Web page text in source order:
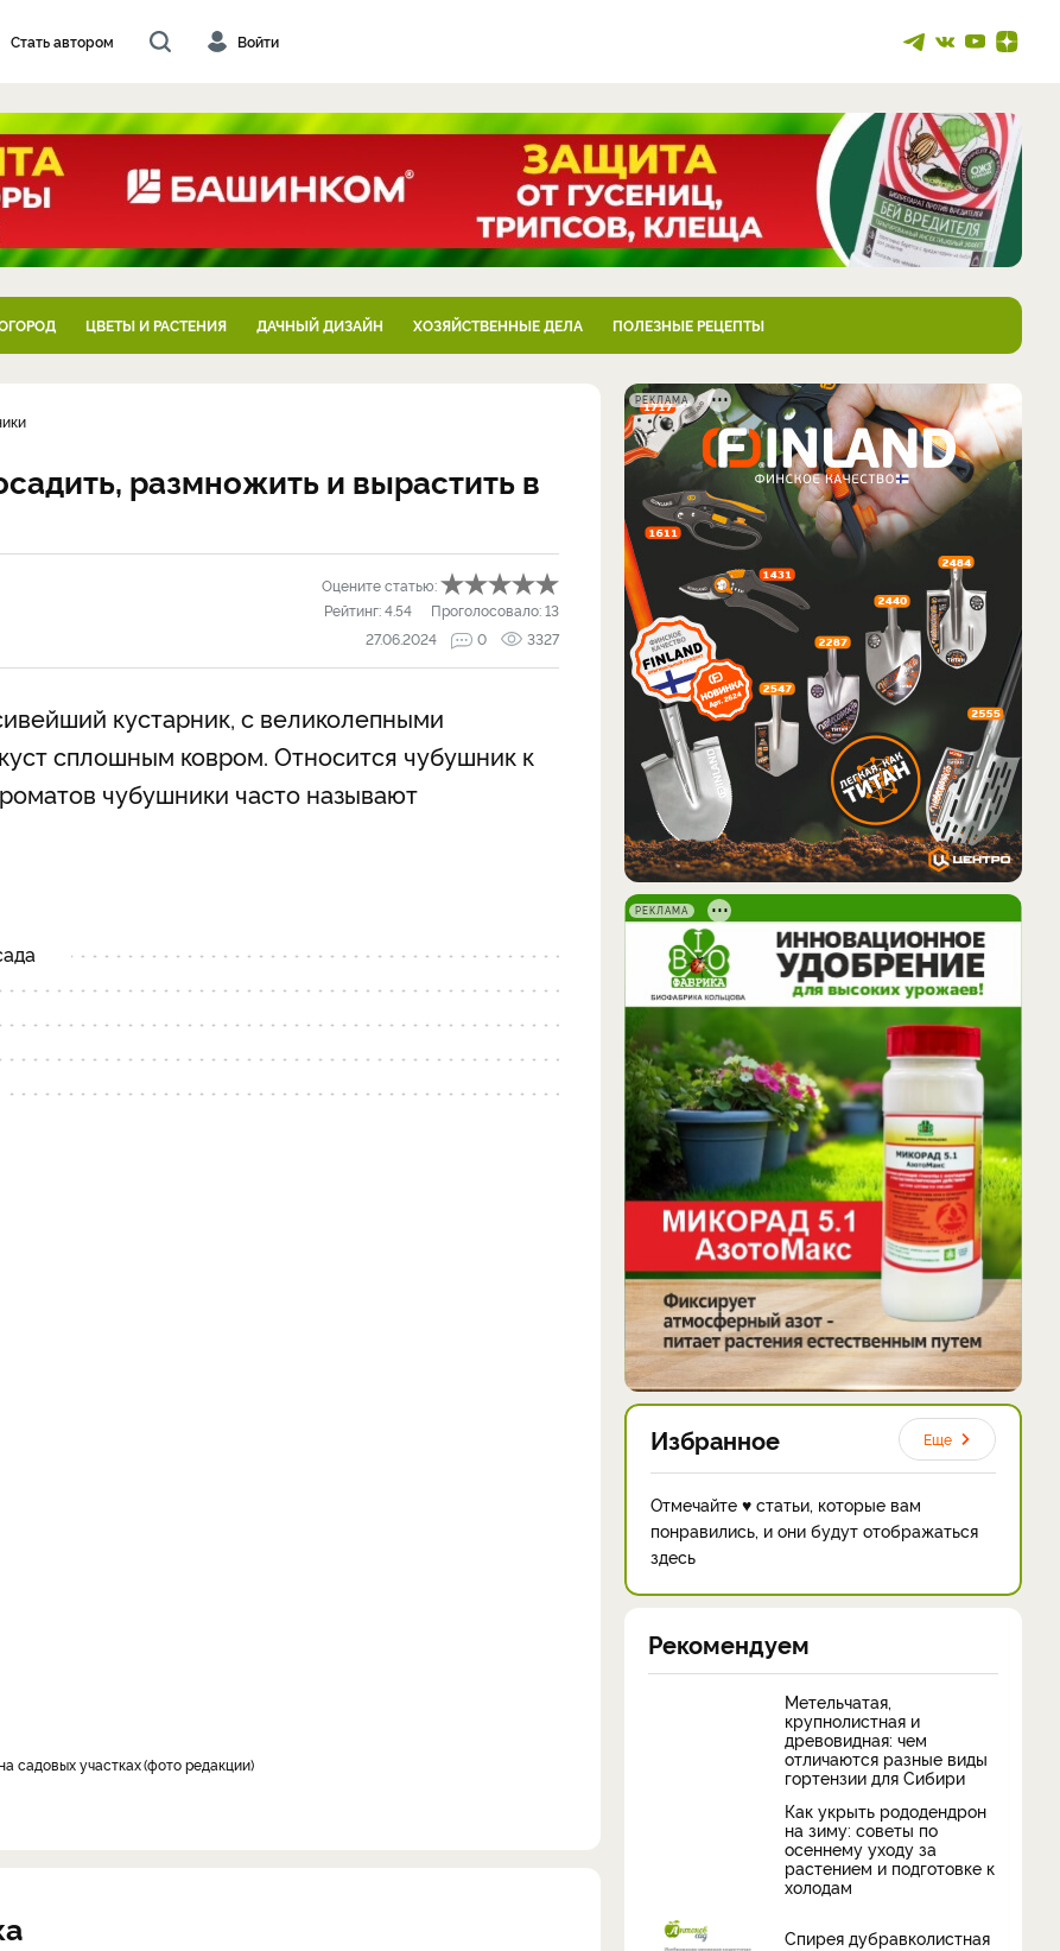
Стать автором Войти
ЦВЕТЫ И РАСТЕНИЯ ДАЧНЫЙ ДИЗАЙН ХОЗЯЙСТВЕННЫЕ ДЕЛА ПОЛЕЗНЫЕ РЕЦЕПТЫ
размножить и вырастить в
Оцените статью:
Рейтинг:4.54 Проголосовало:13
27.06.2024
0 3327
кустар­ник, с великолепными
сплошным ковром. Относится чубушник к
чубушники часто называют
садовых участках фото редакции
РЕКЛАМА
РЕКЛАМА
Избранное Еще
Отмечайте ♥ статьи, которые вам
понравились, и они будут отображаться
здесь
Рекомендуем
Метельчатая,
крупнолистная и
древовидная: чем
отличаются разные виды
гортензии для Сибири
Как укрыть рододендрон
на зиму: советы по
осеннему уходу за
растением и подготовке к
холодам
Спирея дубравколистная